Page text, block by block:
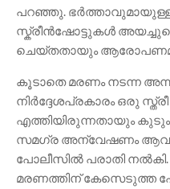
പറഞ്ഞു.
സ്ക്രീൻഷോട്ടുകൾ
ചെയ്തതായും
കൂടാതെ മരണം നടന്ന
നിർദ്ദേശപ്രകാരം ഒരു
എത്തിയിരുന്നതായും
സമഗ്ര അന്വേഷണം
പോലീസിൽ പരാതി
മരണത്തിന് കേസെടുത്ത